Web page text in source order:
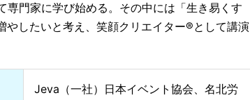
専門家に学び始める。その中には「生き易くす
やしたいと考え、笑顔クリエイター®として講演
Jeva（一社）日本イベント協会、名北労